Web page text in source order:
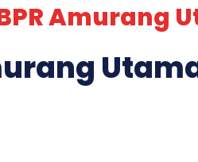
Amurang